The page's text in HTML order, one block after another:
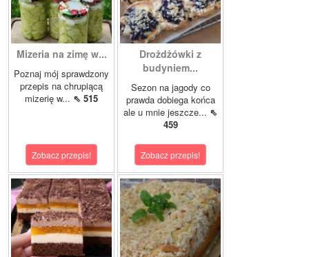
Mizeria na zimę w...
Poznaj mój sprawdzony
przepis na chrupiącą
mizerię w... ⇖ 515
Zobacz przepis!
Drożdżówki z
budyniem...
Sezon na jagody co
prawda dobiega końca
ale u mnie jeszcze... ⇖
459
Zobacz przepis!